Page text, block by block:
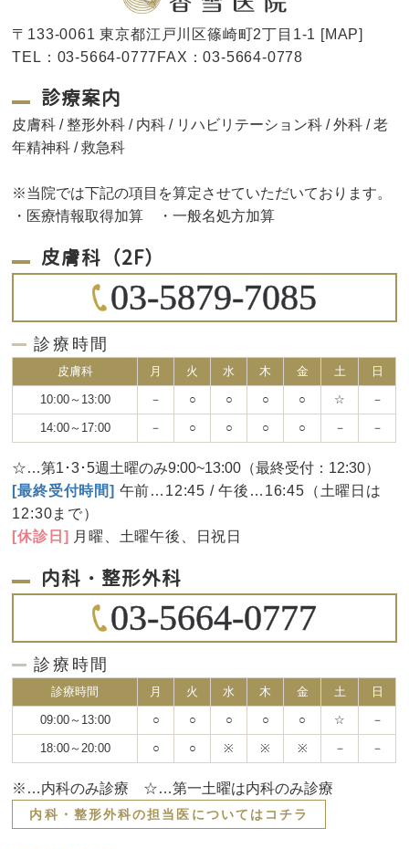
〒133-0061 東京都江戸川区篠崎町2丁目1-1 [MAP]
TEL：03-5664-0777FAX：03-5664-0778
診療案内
皮膚科 / 整形外科 / 内科 / リハビリテーション科 / 外科 / 老
年精神科 / 救急科
※当院では下記の項目を算定させていただいております。
・医療情報取得加算 ・一般名処方加算
皮膚科（2F）
03-5879-7085
診療時間
皮膚科 月 火 水 木 金 土 日
10:00～13:00 － ○ ○ ○ ○ ☆ －
14:00～17:00 － ○ ○ ○ ○ － －
☆…第1･3･5週土曜のみ9:00~13:00（最終受付：12:30）
[最終受付時間] 午前…12:45 / 午後…16:45（土曜日は
12:30まで）
[休診日] 月曜、土曜午後、日祝日
内科・整形外科
03-5664-0777
診療時間
診療時間 月 火 水 木 金 土 日
09:00～13:00 ○ ○ ○ ○ ○ ☆ －
18:00～20:00 ○ ○ ※ ※ ※ － －
※…内科のみ診療 ☆…第一土曜は内科のみ診療
内科・整形外科の担当医についてはコチラ